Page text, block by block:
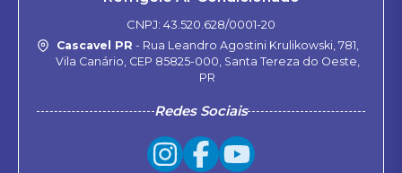
CNPJ: 43.520.628/0001-20
Cascavel PR - Rua Leandro Agostini Krulikowski, 781,
Vila Canário, CEP 85825-000, Santa Tereza do Oeste,
PR
Redes Sociais